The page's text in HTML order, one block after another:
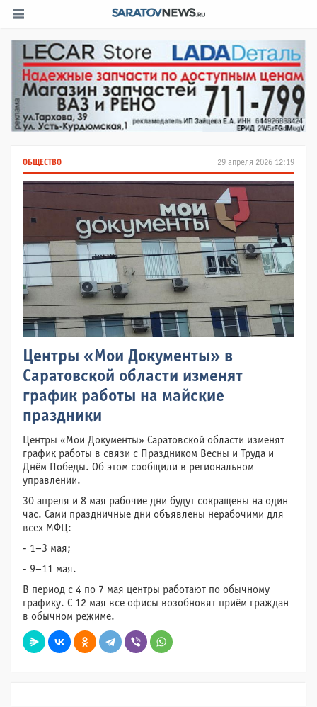
29 апреля 2026 12:19
ОБЩЕСТВО
Центры «Мои Документы» в
Саратовской области изменят
график работы на майские
праздники
Центры «Мои Документы» Саратовской области изменят
график работы в связи с Праздником Весны и Труда и
Днём Победы. Об этом сообщили в региональном
управлении.
30 апреля и 8 мая рабочие дни будут сокращены на один
час. Сами праздничные дни объявлены нерабочими для
всех МФЦ:
- 1–3 мая;
- 9–11 мая.
В период с 4 по 7 мая центры работают по обычному
графику. С 12 мая все офисы возобновят приём граждан
в обычном режиме.